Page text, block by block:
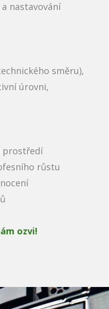
nastavování
směru),
úrovni,
prostředí
růstu
ozvi!